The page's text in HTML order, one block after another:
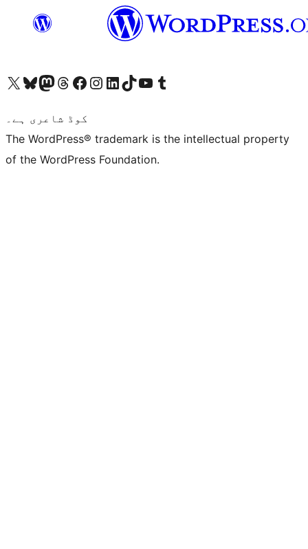
Visit our X (formerly Twitter) account
ہمارے بلیواسکائی اکاؤنٹ پر جائیں
Visit our Mastodon account
ہمارے ٹھریڈز اکاؤنٹ پر جائیں
Visit our Facebook page
Visit our Instagram account
Visit our LinkedIn account
ہمارے ٹک ٹاک اکاؤنٹ پر جائیں
Visit our YouTube channel
ہمارے ٹمبلر اکاؤنٹ پر جائیں
کوڈ شاعری ہے۔
The WordPress® trademark is the intellectual property
of the WordPress Foundation.